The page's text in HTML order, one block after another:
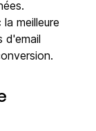
meilleure
d'email